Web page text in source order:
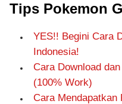
Tips Pokemon
YES!! Begini Cara
Indonesia!
Cara Download
(100% Work)
Cara Mendapatkan